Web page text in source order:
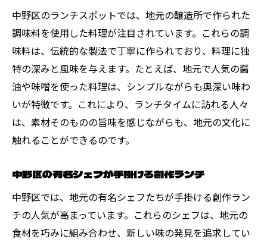
中野区のランチスポットでは、地元の醸造所で作られた
調味料を使用した料理が注目されています。これらの調
味料は、伝統的な製法で丁寧に作られており、料理に独
特の深みと風味を与えます。たとえば、地元で人気の醤
油や味噌を使った料理は、シンプルながらも奥深い味わ
いが特徴です。これにより、ランチタイムに訪れる人々
は、素材そのものの旨味を感じながらも、地元の文化に
触れることができるのです。
中野区の有名シェフが手掛ける創作ランチ
中野区では、地元の有名シェフたちが手掛ける創作ラン
チの人気が高まっています。これらのシェフは、地元の
食材を巧みに組み合わせ、新しい味の発見を追求してい